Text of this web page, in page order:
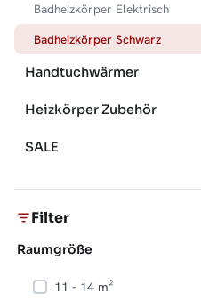
Badheizkörper Elektrisch
Badheizkörper Schwarz
Handtuchwärmer
Heizkörper Zubehör
SALE
Filter
Raumgröße
11 - 14 m²